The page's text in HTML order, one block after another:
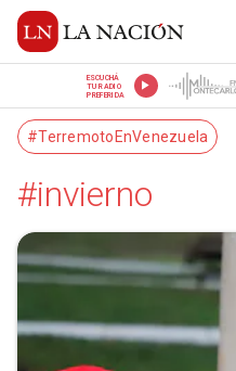
ESCUCHÁ
TU RADIO
PREFERIDA
#TerremotoEnVenezuela
#invierno